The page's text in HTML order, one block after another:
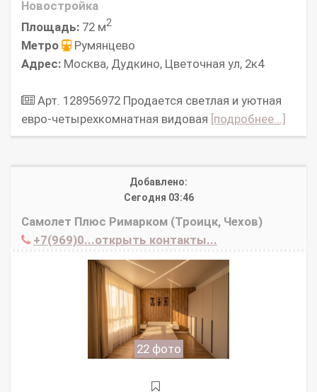
Новостройка
Площадь: 72 м2
Метро
Румянцево
Адрес: Москва, Дудкино, Цветочная ул, 2к4
Арт. 128956972 Продается светлая и уютная
евро-четырехкомнатная видовая [подробнее...]
Добавлено:
Сегодня 03:46
Самолет Плюс Римарком (Троицк, Чехов)
+7(969)0...открыть контакты...
22 фото